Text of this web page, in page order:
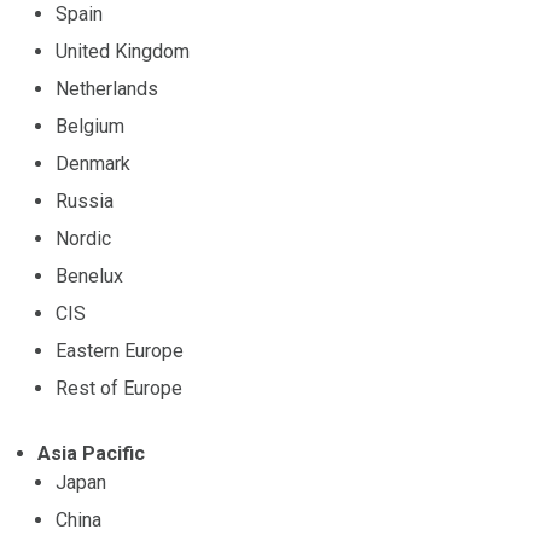
Spain
United Kingdom
Netherlands
Belgium
Denmark
Russia
Nordic
Benelux
CIS
Eastern Europe
Rest of Europe
Asia Pacific
Japan
China